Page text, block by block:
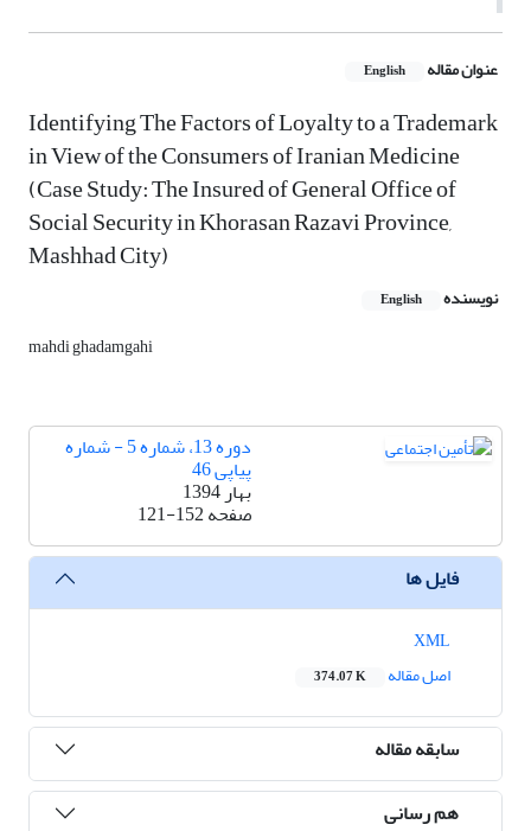
عنوان مقاله English
Identifying The Factors of Loyalty to a Trademark
in View of the Consumers of Iranian Medicine
(Case Study: The Insured of General Office of
Social Security in Khorasan Razavi Province,
Mashhad City)
نویسنده English
mahdi ghadamgahi
دوره 13، شماره 5 - شماره
پیاپی 46
بهار 1394
صفحه121-152
فایل ها
اصل مقاله
374.07 K
سابقه مقاله
هم رسانی